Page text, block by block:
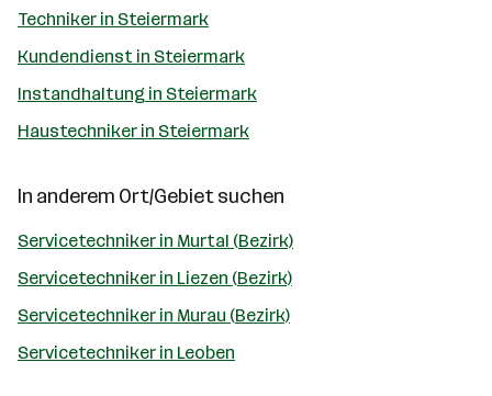
Techniker in Steiermark
Kundendienst in Steiermark
Instandhaltung in Steiermark
Haustechniker in Steiermark
In anderem Ort/Gebiet suchen
Servicetechniker in Murtal (Bezirk)
Servicetechniker in Liezen (Bezirk)
Servicetechniker in Murau (Bezirk)
Servicetechniker in Leoben